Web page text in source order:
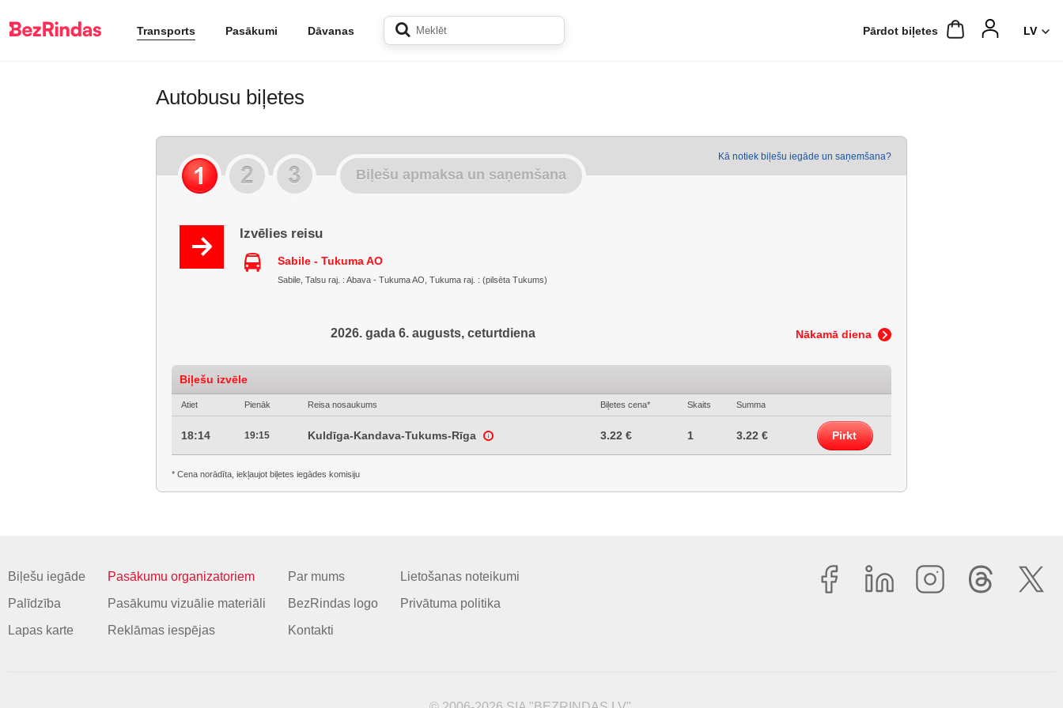
Transports Pasākumi Dāvanas Pārdot biļetes
Autobusu biļetes
Kā notiek biļešu iegāde un saņemšana?
Biļešu apmaksa un saņemšana
Izvēlies reisu
Sabile - Tukuma AO
Sabile, Talsu raj. : Abava - Tukuma AO, Tukuma raj. : (pilsēta Tukums)
Nākamā diena
2026. gada 6. augusts, ceturtdiena
Biļešu izvēle
Atiet Pienāk Reisa nosaukums Biļetes cena* Skaits Summa
18:14 19:15 Kuldīga-Kandava-Tukums-Rīga 3.22 € 1 3.22 € Pirkt
* Cena norādīta, iekļaujot biļetes iegādes komisiju
Biļešu iegāde
Palīdzība
Lapas karte
Pasākumu organizatoriem
Pasākumu vizuālie materiāli
Reklāmas iespējas
Par mums
BezRindas logo
Kontakti
Lietošanas noteikumi
Privātuma politika